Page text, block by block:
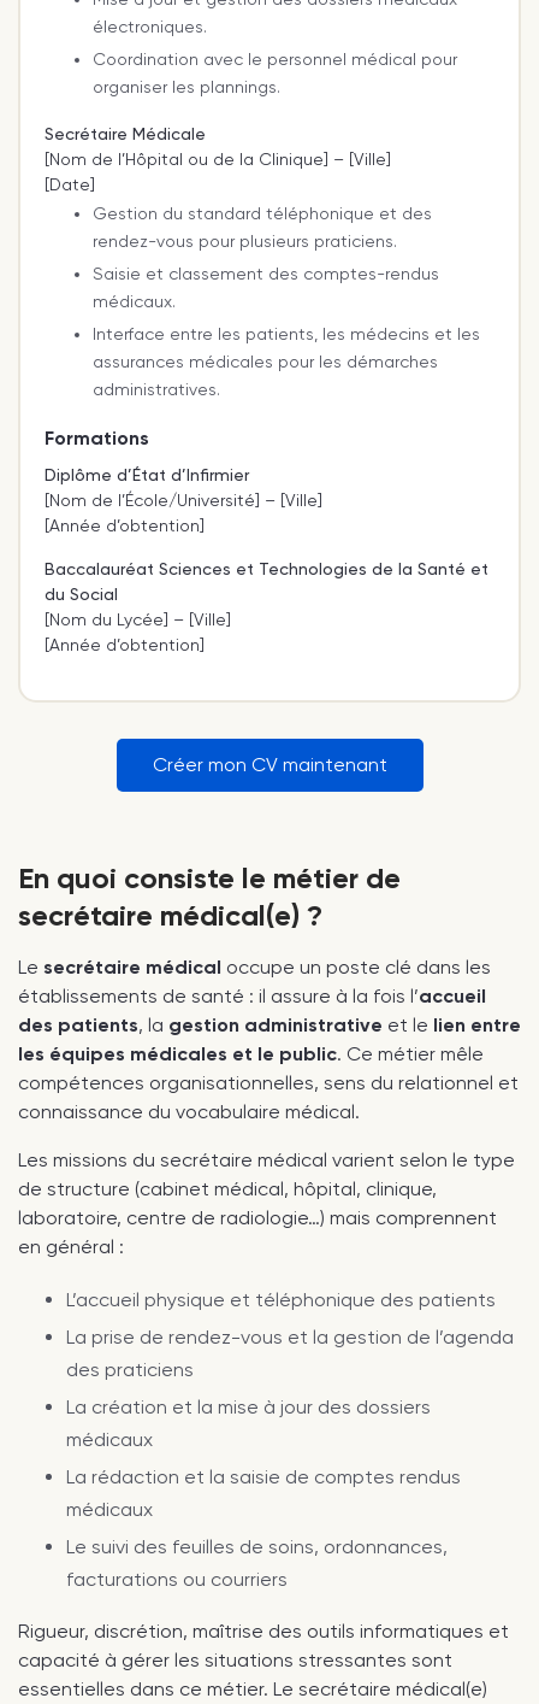
électroniques.
Coordination avec le personnel médical pour
organiser les plannings.
Secrétaire Médicale
[Nom de l’Hôpital ou de la Clinique] – [Ville]
[Date]
Gestion du standard téléphonique et des
rendez-vous pour plusieurs praticiens.
Saisie et classement des comptes-rendus
médicaux.
Interface entre les patients, les médecins et les
assurances médicales pour les démarches
administratives.
Formations
Diplôme d’État d’Infirmier
[Nom de l’École/Université] – [Ville]
[Année d’obtention]
Baccalauréat Sciences et Technologies de la Santé et
du Social
[Nom du Lycée] – [Ville]
[Année d’obtention]
Créer mon CV maintenant
En quoi consiste le métier de
secrétaire médical(e) ?
Le secrétaire médical occupe un poste clé dans les
établissements de santé : il assure à la fois l’accueil
des patients, la gestion administrative et le lien entre
les équipes médicales et le public. Ce métier mêle
compétences organisationnelles, sens du relationnel et
connaissance du vocabulaire médical.
Les missions du secrétaire médical varient selon le type
de structure (cabinet médical, hôpital, clinique,
laboratoire, centre de radiologie…) mais comprennent
en général :
L’accueil physique et téléphonique des patients
La prise de rendez-vous et la gestion de l’agenda
des praticiens
La création et la mise à jour des dossiers
médicaux
La rédaction et la saisie de comptes rendus
médicaux
Le suivi des feuilles de soins, ordonnances,
facturations ou courriers
Rigueur, discrétion, maîtrise des outils informatiques et
capacité à gérer les situations stressantes sont
essentielles dans ce métier. Le secrétaire médical(e)